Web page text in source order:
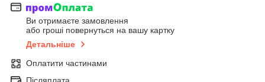
Ви отримаєте замовлення
або гроші повернуться на вашу картку
Детальніше
Оплатити частинами